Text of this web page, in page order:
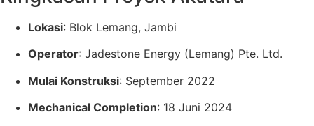
Lokasi: Blok Lemang, Jambi
Operator: Jadestone Energy (Lemang) Pte. Ltd.
Mulai Konstruksi: September 2022
Mechanical Completion: 18 Juni 2024